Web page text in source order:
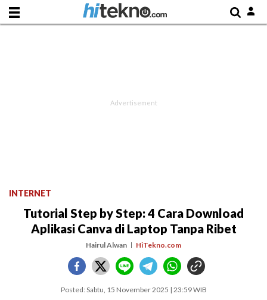
INTERNET
Tutorial Step by Step: 4 Cara Download
Aplikasi Canva di Laptop Tanpa Ribet
Hairul Alwan HiTekno.com
Posted: Sabtu, 15 November 2025 | 23:59 WIB